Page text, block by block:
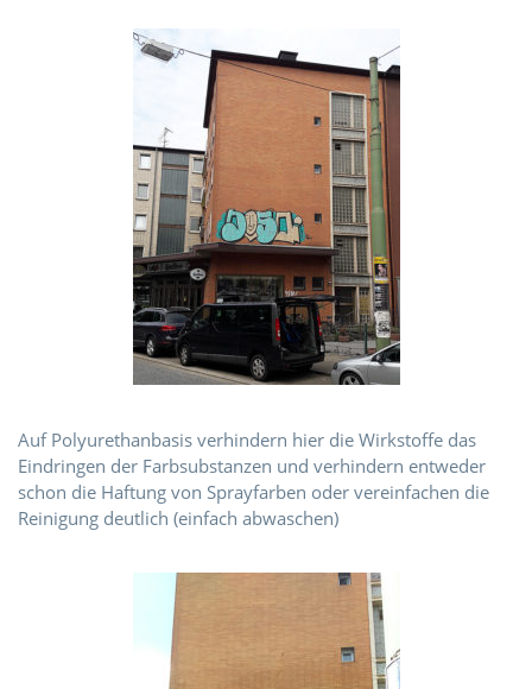
Auf Polyurethanbasis verhindern hier die Wirkstoffe das
Eindringen der Farbsubstanzen und verhindern entweder
schon die Haftung von Sprayfarben oder vereinfachen die
Reinigung deutlich (einfach abwaschen)